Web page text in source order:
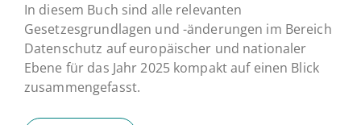
In diesem Buch sind alle relevanten
Gesetzesgrundlagen und -änderungen im Bereich
Datenschutz auf europäischer und nationaler
Ebene für das Jahr 2025 kompakt auf einen Blick
zusammengefasst.